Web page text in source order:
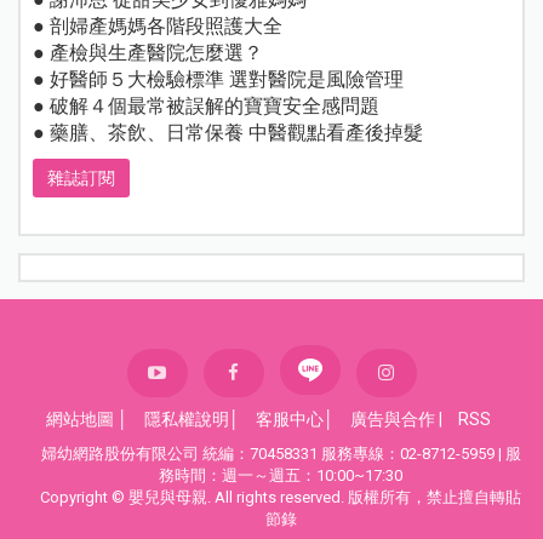
● 剖婦產媽媽各階段照護大全
● 產檢與生產醫院怎麼選？
● 好醫師５大檢驗標準 選對醫院是風險管理
● 破解４個最常被誤解的寶寶安全感問題
● 藥膳、茶飲、日常保養 中醫觀點看產後掉髮
雜誌訂閱
網站地圖 隱私權說明 客服中心 廣告與合作 RSS
婦幼網路股份有限公司 統編：70458331 服務專線：02-8712-5959 | 服
務時間：週一～週五：10:00~17:30
Copyright © 嬰兒與母親. All rights reserved. 版權所有，禁止擅自轉貼
節錄